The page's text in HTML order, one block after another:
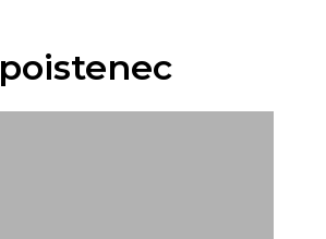
poistenec